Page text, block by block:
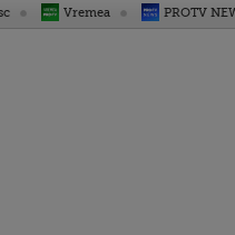
Vremea PROTV